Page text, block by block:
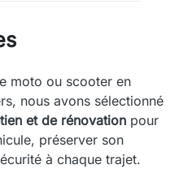
moto ou scooter en
nous avons sélectionné
et de rénovation pour
préserver son
à chaque trajet.